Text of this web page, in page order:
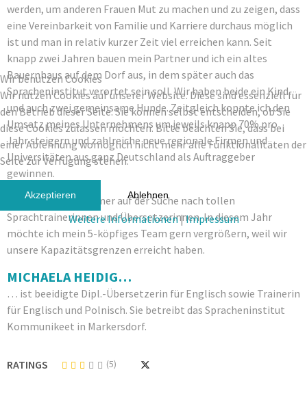
werden, um anderen Frauen Mut zu machen und zu zeigen, dass
eine Vereinbarkeit von Familie und Karriere durchaus möglich
ist und man in relativ kurzer Zeit viel erreichen kann. Seit
knapp zwei Jahren bauen mein Partner und ich ein altes
Bauernhaus auf dem Dorf aus, in dem später auch das
Spracheninstitut verortet sein soll. Wir haben beide ein Kind
und auch zwei gemeinsame Hunde. Zeitgleich konnte ich den
Umsatz meines Unternehmens um jeweils knapp 70% pro
Jahr steigern und zahlreiche neue regionale Firmen und
Universitäten aus ganz Deutschland als Auftraggeber
gewinnen.
Ich bin übrigens immer auf der Suche nach tollen
Sprachtrainerinnen und Übersetzerinnen. In diesem Jahr
möchte ich mein 5-köpfiges Team gern vergrößern, weil wir
unsere Kapazitätsgrenzen erreicht haben.
MICHAELA HEIDIG…
… ist beeidigte Dipl.-Übersetzerin für Englisch sowie Trainerin
für Englisch und Polnisch. Sie betreibt das Spracheninstitut
Kommunikeet in Markersdorf.
RATINGS (5)
Wir benutzen Cookies
Wir nutzen Cookies auf unserer Website. Diese sind essenziell für
den Betrieb dieser Seite. Sie können selbst entscheiden, ob Sie
diese Cookies zulassen möchten. Bitte beachten Sie, dass bei
einer Ablehnung womöglich nicht mehr alle Funktionalitäten der
Seite zur Verfügung stehen.
Akzeptieren Ablehnen
Weitere Informationen|Impressum